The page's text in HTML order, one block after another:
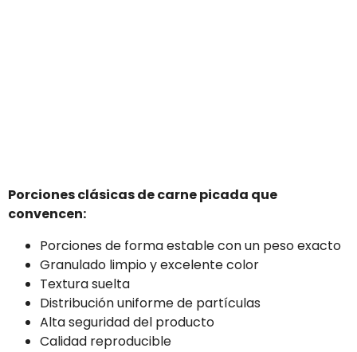
Porciones clásicas de carne picada que
convencen:
Porciones de forma estable con un peso exacto
Granulado limpio y excelente color
Textura suelta
Distribución uniforme de partículas
Alta seguridad del producto
Calidad reproducible